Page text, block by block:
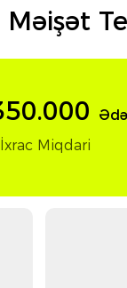
İxrac Miqdari